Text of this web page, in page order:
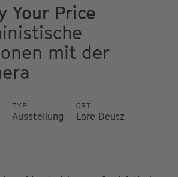
Your Price
mit der
TYP
Ausstellung
ORT
Lore Deutz